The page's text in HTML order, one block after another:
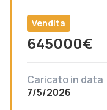
Vendita
645000€
Caricato in data
7/5/2026